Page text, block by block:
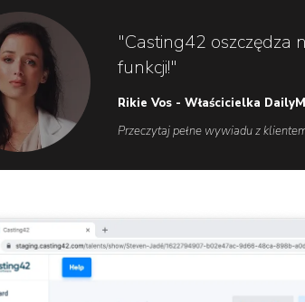
"Casting42 oszczędza
funkcji!"
Rikie Vos - Właścicielka
Przeczytaj pełne wywiadu z